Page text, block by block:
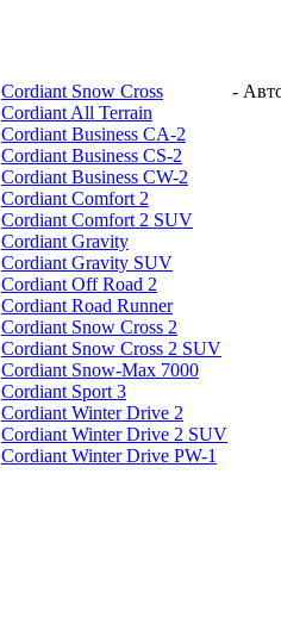
Cordiant Snow Cross
Cordiant All Terrain
Cordiant Business CA-2
Cordiant Business CS-2
Cordiant Business CW-2
Cordiant Comfort 2
Cordiant Comfort 2 SUV
Cordiant Gravity
Cordiant Gravity SUV
Cordiant Off Road 2
Cordiant Road Runner
Cordiant Snow Cross 2
Cordiant Snow Cross 2 SUV
Cordiant Snow-Max 7000
Cordiant Sport 3
Cordiant Winter Drive 2
Cordiant Winter Drive 2 SUV
Cordiant Winter Drive PW-1
-